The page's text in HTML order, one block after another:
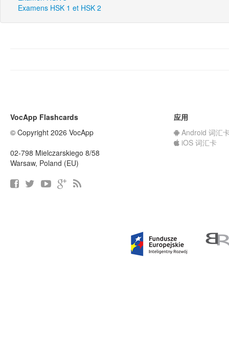
Examens HSK 1 et HSK 2
VocApp Flashcards
© Copyright 2026 VocApp
02-798 Mielczarskiego 8/58
Warsaw, Poland (EU)
应用
Android 词汇
iOS 词汇卡